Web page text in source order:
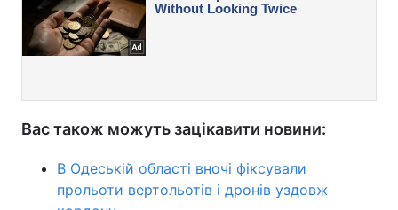
Вас також можуть зацікавити новини:
В Одеській області вночі фіксували
прольоти вертольотів і дронів уздовж